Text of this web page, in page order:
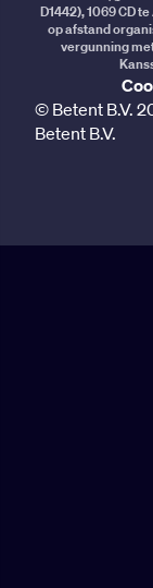
D1442), 1069 CD
op afstand
vergunning
© Betent B.V.
Betent B.V.